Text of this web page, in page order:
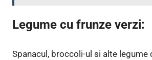
Legume cu frunze verzi:
Spanacul, broccoli-ul si alte legume